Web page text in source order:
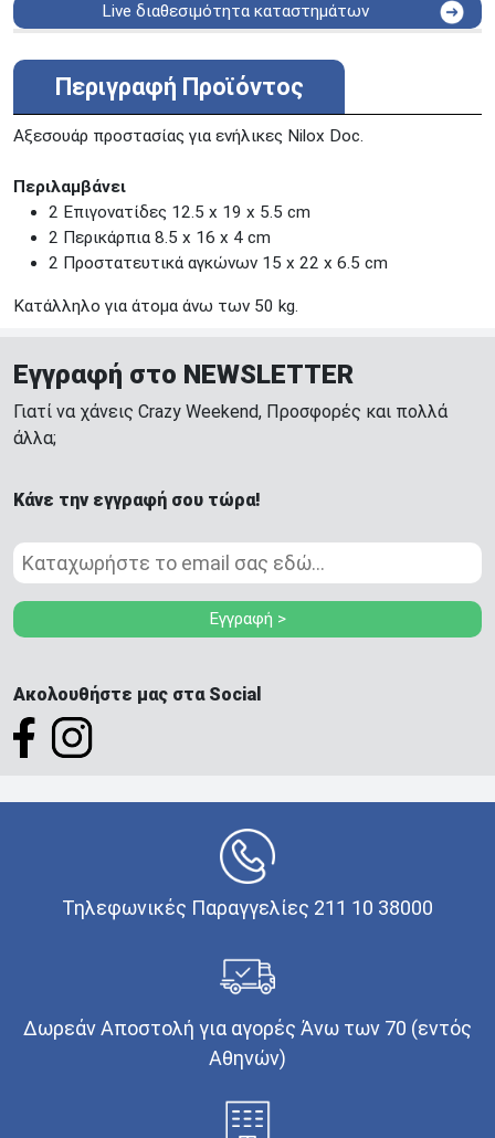
Live διαθεσιμότητα καταστημάτων
ΑΘΗΝΑ
Στουρνάρη 27
ΠΕΡΙΣΤΕΡΙ
ΠΕΙΡΑΙΑΣ
Μαυρομιχάλη 1 και Ακτή
ΜΕΤΑΜΟΡΦΩΣΗ
ΓΛΥΦΑΔΑ
A. Παπανδρέου 4
ΚΟΛΩΝΟΣ
Πτολεμαίου Κλαύδιου 8
ΚΕΝΤΡΙΚΕΣ ΑΠΟΘΗΚΕΣ
ΘΕΣΣΑΛΟΝΙΚΗ
Δωδεκανήσου 28 &
Πολυτεχνείου
Διαβάστε εδώ
Περιγραφή Προϊόντος
Αξεσουάρ προστασίας για ενήλικες Nilox Doc.
Περιλαμβάνει
2 Επιγονατίδες 12.5 x 19 x 5.5 cm
2 Περικάρπια 8.5 x 16 x 4 cm
2 Προστατευτικά αγκώνων 15 x 22 x 6.5 cm
Κατάλληλο για άτομα άνω των 50 kg.
Εγγραφή στο NEWSLETTER
Γιατί να χάνεις Crazy Weekend, Προσφορές και πολλά
άλλα;
Κάνε την εγγραφή σου τώρα!
Εγγραφή >
Ακολουθήστε μας στα Social
Τηλεφωνικές Παραγγελίες 211 10 38000
Δωρεάν Αποστολή για αγορές Άνω των 70 (εντός
Αθηνών)